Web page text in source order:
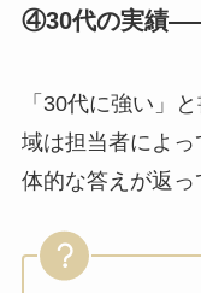
④30代の実績
「30代に強い」
域は担当者によ
体的な答えが返っ